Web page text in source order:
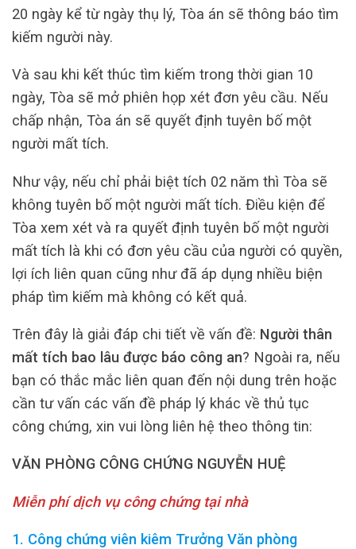
20 ngày kể từ ngày thụ lý, Tòa án sẽ thông báo tìm
kiếm người này.
Và sau khi kết thúc tìm kiếm trong thời gian 10
ngày, Tòa sẽ mở phiên họp xét đơn yêu cầu. Nếu
chấp nhận, Tòa án sẽ quyết định tuyên bố một
người mất tích.
Như vậy, nếu chỉ phải biệt tích 02 năm thì Tòa sẽ
không tuyên bố một người mất tích. Điều kiện để
Tòa xem xét và ra quyết định tuyên bố một người
mất tích là khi có đơn yêu cầu của người có quyền,
lợi ích liên quan cũng như đã áp dụng nhiều biện
pháp tìm kiếm mà không có kết quả.
Trên đây là giải đáp chi tiết về vấn đề: Người thân
mất tích bao lâu được báo công an? Ngoài ra, nếu
bạn có thắc mắc liên quan đến nội dung trên hoặc
cần tư vấn các vấn đề pháp lý khác về thủ tục
công chứng, xin vui lòng liên hệ theo thông tin:
VĂN PHÒNG CÔNG CHỨNG NGUYỄN HUỆ
Miễn phí dịch vụ công chứng tại nhà
1. Công chứng viên kiêm Trưởng Văn phòng